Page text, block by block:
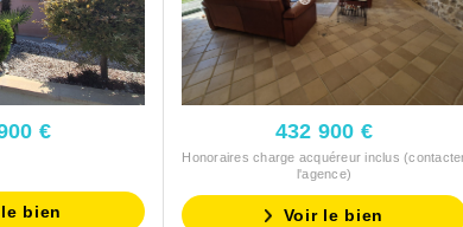
€
bien
432 900 €
Honoraires charge acquéreur inclus
l'agence)
Voir le bien